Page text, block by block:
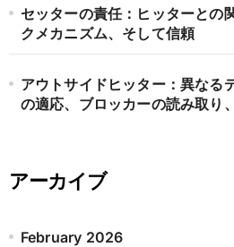
セッターの責任：ヒッターとの
クメカニズム、そして信頼
アウトサイドヒッター：異なる
の適応、ブロッカーの読み取り
アーカイブ
February 2026